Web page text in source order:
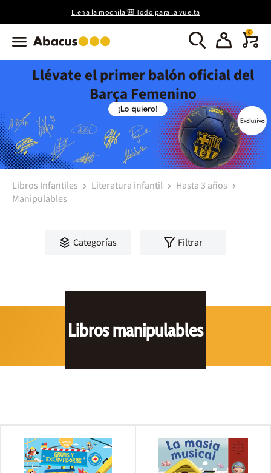
Llena la mochila 🎒 Todo para la vuelta
0
Llévate el primer balón oficial del
Barça Femenino
Libros Infantiles Literatura infantil
Hasta 3 años
Manipulables
Categorías Filtrar
Libros manipulables